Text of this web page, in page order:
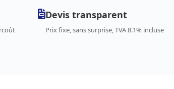
Devis transparent
Prix fixe, sans surprise, TVA 8.1% incluse